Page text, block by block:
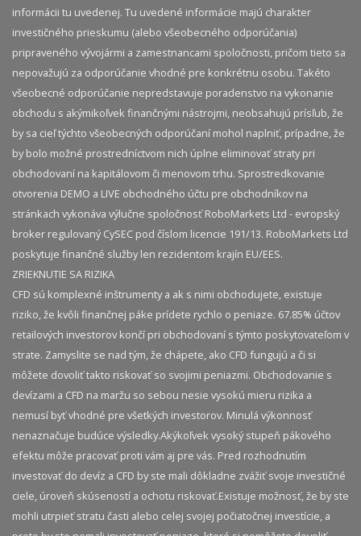
informácii tu uvedenej. Tu uvedené informácie majú charakter
investičného prieskumu (alebo všeobecného odporúčania)
pripraveného vývojármi a zamestnancami spoločnosti, pričom tieto sa
nepovažujú za odporúčanie vhodné pre konkrétnu osobu. Takéto
všeobecné odporúčanie nepredstavuje poradenstvo na vykonanie
obchodu s akýmikoľvek finančnými nástrojmi, neobsahujú prísľub, že
by sa cieľ týchto všeobecných odporúčaní mohol naplniť, prípadne, že
by bolo možné prostredníctvom nich úplne eliminovať straty pri
obchodovaní na kapitálovom či menovom trhu. Sprostredkovanie
otvorenia DEMO a LIVE obchodného účtu pre obchodníkov na
stránkach vykonáva výlučne spoločnosť RoboMarkets Ltd - evropský
broker regulovaný CySEC pod číslom licencie 191/13. RoboMarkets Ltd
poskytuje finančné služby len rezidentom krajín EU/EES.
ZRIEKNUTIE SA RIZIKA
CFD sú komplexné inštrumenty a ak s nimi obchodujete, existuje
riziko, že kvôli finančnej páke prídete rychlo o peniaze. 67.85% účtov
retailových investorov končí pri obchodovaní s týmto poskytovateľom v
strate. Zamyslite se nad tým, že chápete, ako CFD fungujú a či si
môžete dovoliť takto riskovať so svojimi peniazmi. Obchodovanie s
devízami a CFD na maržu so sebou nesie vysokú mieru rizika a
nemusí byť vhodné pre všetkých investorov. Minulá výkonnosť
nenaznačuje budúce výsledky.​ Akýkoľvek vysoký stupeň pákového
efektu môže pracovať proti vám aj pre vás. Pred rozhodnutím
investovať do devíz a CFD by ste mali dôkladne zvážiť svoje investičné
ciele, úroveň skúseností a ochotu riskovať.​ Existuje možnosť, že by ste
mohli utrpieť stratu časti alebo celej svojej počiatočnej investície, a